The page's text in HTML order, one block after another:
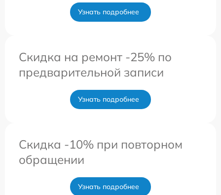
Узнать подробнее
Скидка на ремонт -25% по
предварительной записи
Узнать подробнее
Скидка -10% при повторном
обращении
Узнать подробнее